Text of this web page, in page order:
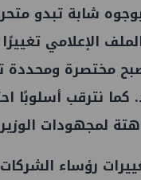
شابة تبدو
الإعلامي
مختصرة
كما نترقب أسلوبًا
لمجهودات الوزير
رؤساء